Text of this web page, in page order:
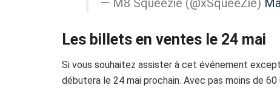
Les billets en ventes le 24 mai
Si vous souhaitez assister à cet événement
débutera le 24 mai prochain. Avec pas moins de